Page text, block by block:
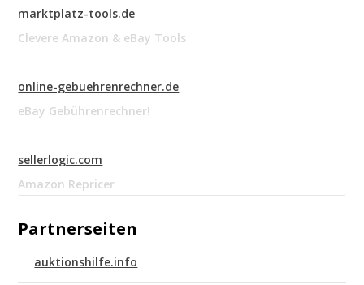
marktplatz-tools.de
Clevere Amazon & eBay Tools
online-gebuehrenrechner.de
eBay Gebührenrechner!
sellerlogic.com
Amazon Repricer
Partnerseiten
auktionshilfe.info